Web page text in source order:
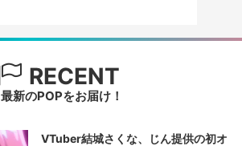
RECENT
最新のPOPをお届け！
VTuber結城さくな、じん提供の初オ